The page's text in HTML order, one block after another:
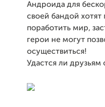
Андроида для
своей бандой
поработить мир,
герои не могут
осуществиться!
Удастся ли друзьям